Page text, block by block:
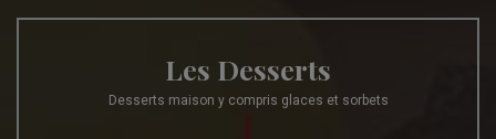
Les Desserts
Desserts maison y compris glaces et sorbets